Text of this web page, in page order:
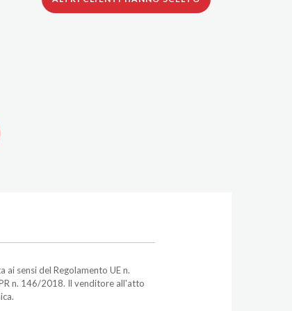
sensi del Regolamento UE n.
n. 146/2018. Il venditore all'atto